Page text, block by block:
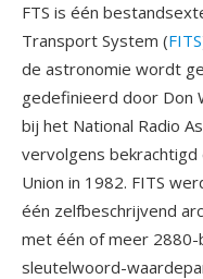
FTS is één
Transport System (FITS
de astronomie wordt
gedefinieerd door Don
bij het National Radio
vervolgens
Union in 1982. FITS
één zelfbeschrijvend
met één of meer 2880-
sleutelwoord-